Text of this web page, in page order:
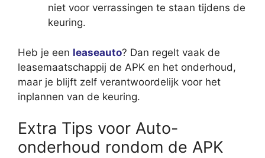
niet voor verrassingen te staan tijdens de
keuring.
Heb je een leaseauto? Dan regelt vaak de
leasemaatschappij de APK en het onderhoud,
maar je blijft zelf verantwoordelijk voor het
inplannen van de keuring.
Extra Tips voor Auto-
onderhoud rondom de APK